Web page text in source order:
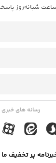
رسانه های خبری
پر تخفیف